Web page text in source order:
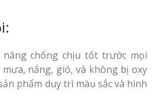
chống chịu tốt trước mọi
nắng, gió, và không bị oxy
phẩm duy trì màu sắc và hình